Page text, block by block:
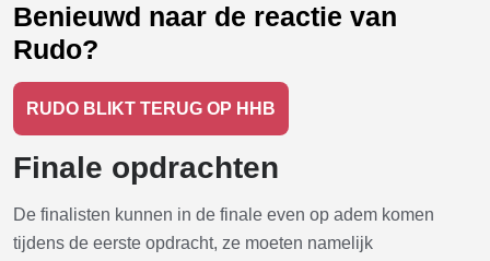
Benieuwd naar de reactie van
Rudo?
RUDO BLIKT TERUG OP HHB
Finale opdrachten
De finalisten kunnen in de finale even op adem komen
tijdens de eerste opdracht, ze moeten namelijk